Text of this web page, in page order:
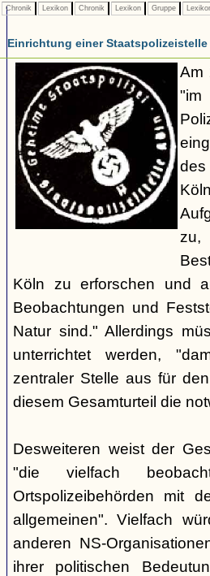
Chronik Lexikon Chronik Lexikon Gruppe
Einrichtung einer
Am
"im
des
Köln zu erforschen und
Beobachtungen und
Natur sind." Allerdings
unterrichtet werden,
zentraler Stelle aus für
diesem Gesamturteil die
Desweiteren weist der
"die vielfach
Ortspolizeibehörden mit
allgemeinen". Vielfach
anderen NS-
ihrer politischen